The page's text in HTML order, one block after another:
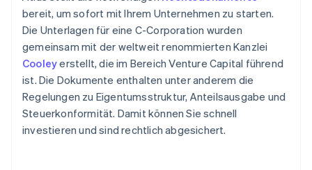
bereit, um sofort mit Ihrem Unternehmen zu starten.
Die Unterlagen für eine C-Corporation wurden
gemeinsam mit der weltweit renommierten Kanzlei
Cooleyerstellt, die im Bereich Venture Capital führend
ist. Die Dokumente enthalten unter anderem die
Regelungen zu Eigentumsstruktur, Anteilsausgabe und
Steuerkonformität. Damit können Sie schnell
investieren und sind rechtlich abgesichert.